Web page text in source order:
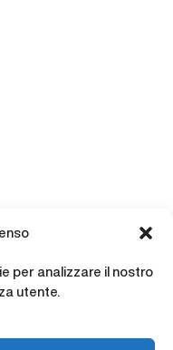
per analizzare il nostro
utente.